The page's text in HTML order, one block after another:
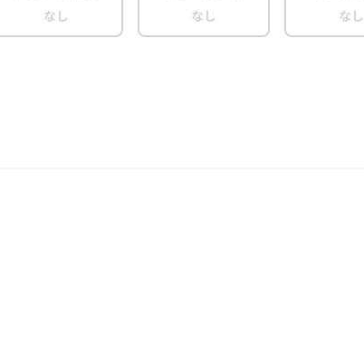
なし なし なし